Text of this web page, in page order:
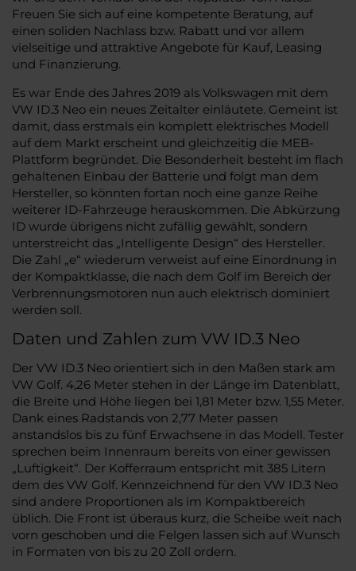
Freuen Sie sich auf eine kompetente Beratung, auf
einen soliden Nachlass bzw. Rabatt und vor allem
vielseitige und attraktive Angebote für Kauf, Leasing
und Finanzierung.
Es war Ende des Jahres 2019 als Volkswagen mit dem
VW ID.3 Neo ein neues Zeitalter einläutete. Gemeint ist
damit, dass erstmals ein komplett elektrisches Modell
auf dem Markt erscheint und gleichzeitig die MEB-
Plattform begründet. Die Besonderheit besteht im flach
gehaltenen Einbau der Batterie und folgt man dem
Hersteller, so könnten fortan noch eine ganze Reihe
weiterer ID-Fahrzeuge herauskommen. Die Abkürzung
ID wurde übrigens nicht zufällig gewählt, sondern
unterstreicht das „Intelligente Design“ des Hersteller.
Die Zahl „e“ wiederum verweist auf eine Einordnung in
der Kompaktklasse, die nach dem Golf im Bereich der
Verbrennungsmotoren nun auch elektrisch dominiert
werden soll.
Daten und Zahlen zum VW ID.3 Neo
Der VW ID.3 Neo orientiert sich in den Maßen stark am
VW Golf. 4,26 Meter stehen in der Länge im Datenblatt,
die Breite und Höhe liegen bei 1,81 Meter bzw. 1,55 Meter.
Dank eines Radstands von 2,77 Meter passen
anstandslos bis zu fünf Erwachsene in das Modell. Tester
sprechen beim Innenraum bereits von einer gewissen
„Luftigkeit“. Der Kofferraum entspricht mit 385 Litern
dem des VW Golf. Kennzeichnend für den VW ID.3 Neo
sind andere Proportionen als im Kompaktbereich
üblich. Die Front ist überaus kurz, die Scheibe weit nach
vorn geschoben und die Felgen lassen sich auf Wunsch
in Formaten von bis zu 20 Zoll ordern.